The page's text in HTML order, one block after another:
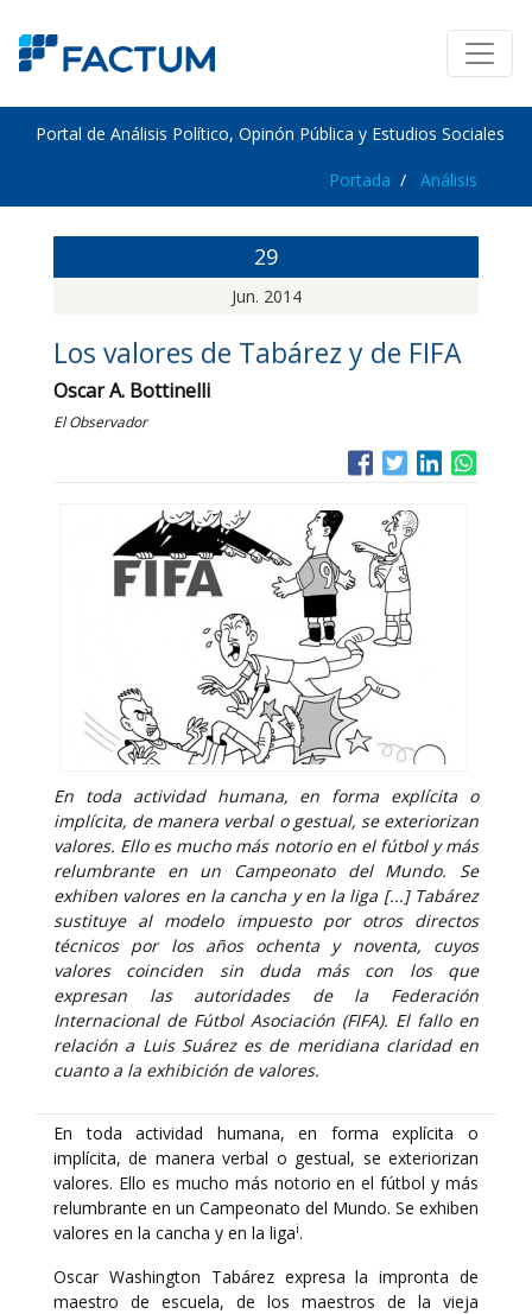
Portal de Análisis Político, Opinón Pública y Estudios Sociales
Portada Análisis
29
Jun. 2014
Los valores de Tabárez y de FIFA
Oscar A. Bottinelli
El Observador
En toda actividad humana, en forma explícita o
implícita, de manera verbal o gestual, se exteriorizan
valores. Ello es mucho más notorio en el fútbol y más
relumbrante en un Campeonato del Mundo. Se
exhiben valores en la cancha y en la liga [...] Tabárez
sustituye al modelo impuesto por otros directos
técnicos por los años ochenta y noventa, cuyos
valores coinciden sin duda más con los que
expresan las autoridades de la Federación
Internacional de Fútbol Asociación (FIFA). El fallo en
relación a Luis Suárez es de meridiana claridad en
cuanto a la exhibición de valores.
En toda actividad humana, en forma explícita o
implícita, de manera verbal o gestual, se exteriorizan
valores. Ello es mucho más notorio en el fútbol y más
relumbrante en un Campeonato del Mundo. Se exhiben
valores en la cancha y en la ligai.
Oscar Washington Tabárez expresa la impronta de
maestro de escuela, de los maestros de la vieja